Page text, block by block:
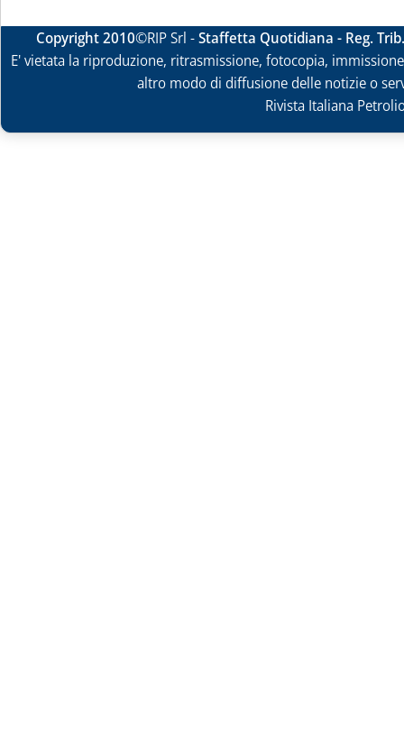
Copyright 2010©RIP Srl -Staffetta Quotidiana - Reg.
E' vietata la riproduzione, ritrasmissione, fotocopia,
altro modo di diffusione delle notizie o
Rivista Italiana